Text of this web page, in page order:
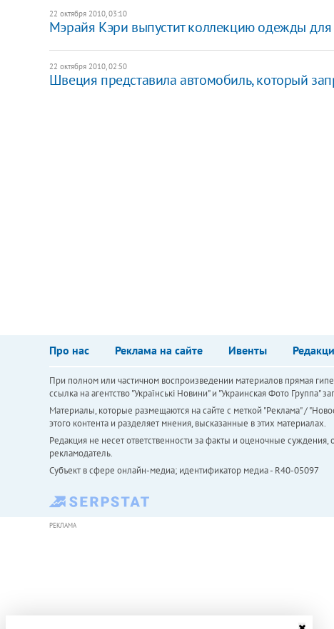
22 октября 2010, 03:10
Мэрайя Кэри выпустит коллекцию одежды
22 октября 2010, 02:50
Швеция представила автомобиль, который
Про нас Реклама на сайте Ивенты
При полном или частичном воспроизведении материалов прямая
ссылка на агентство "Українськi Новини" и "Украинская Фото Группа"
Материалы, которые размещаются на сайте с меткой "Реклама" /
этого контента и разделяет мнения, высказанные в этих материалах.
Редакция не несет ответственности за факты и оценочные
рекламодатель.
Субъект в сфере онлайн-медиа; идентификатор медиа - R40-05097
РЕКЛАМА